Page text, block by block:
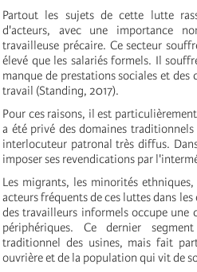
Partout les sujets de cette lutte
d'acteurs, avec une importance
travailleuse précaire. Ce secteur
élevé que les salariés formels. Il
manque de prestations sociales et
travail (Standing, 2017).
Pour ces raisons, il est
a été privé des domaines
interlocuteur patronal très diffus.
imposer ses revendications par
Les migrants, les minorités
acteurs fréquents de ces luttes dans
des travailleurs informels occupe une
périphériques. Ce dernier
traditionnel des usines, mais fait
ouvrière et de la population qui vit de